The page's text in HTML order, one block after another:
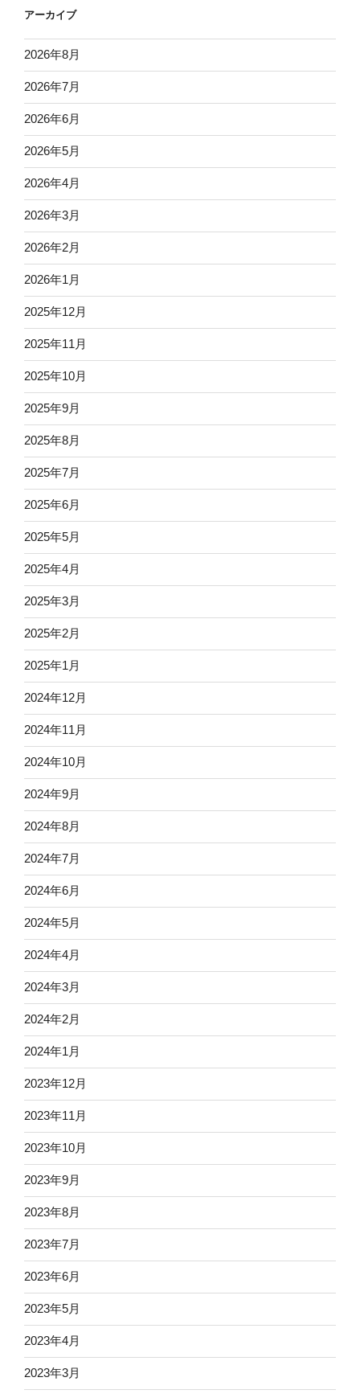
アーカイブ
2026年8月
2026年7月
2026年6月
2026年5月
2026年4月
2026年3月
2026年2月
2026年1月
2025年12月
2025年11月
2025年10月
2025年9月
2025年8月
2025年7月
2025年6月
2025年5月
2025年4月
2025年3月
2025年2月
2025年1月
2024年12月
2024年11月
2024年10月
2024年9月
2024年8月
2024年7月
2024年6月
2024年5月
2024年4月
2024年3月
2024年2月
2024年1月
2023年12月
2023年11月
2023年10月
2023年9月
2023年8月
2023年7月
2023年6月
2023年5月
2023年4月
2023年3月